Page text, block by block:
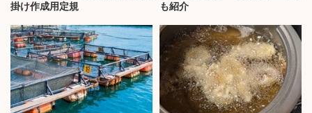
掛け作成用定規
も紹介